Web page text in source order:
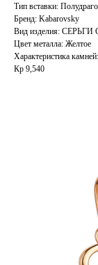
Тип вставки:
Бренд: Kabarovsky
Вид изделия:
Цвет металла: Желтое
Характеристика
Кр 9,540